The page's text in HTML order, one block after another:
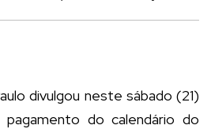
divulgou neste sábado (21)
do calendário do